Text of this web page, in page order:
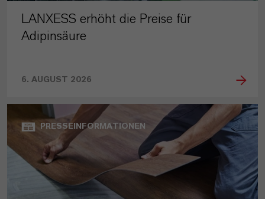
LANXESS erhöht die Preise für
Adipinsäure
6. AUGUST 2026
PRESSEINFORMATIONEN